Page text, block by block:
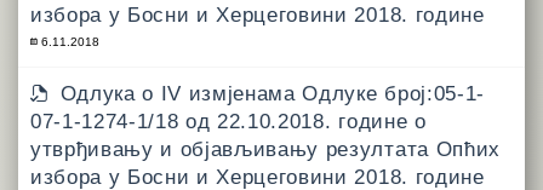
избора у Босни и Херцеговини 2018. године
6.11.2018
Одлука о IV измјенама Одлуке број:05-1-
07-1-1274-1/18 од 22.10.2018. године о
утврђивању и објављивању резултата Опћих
избора у Босни и Херцеговини 2018. године